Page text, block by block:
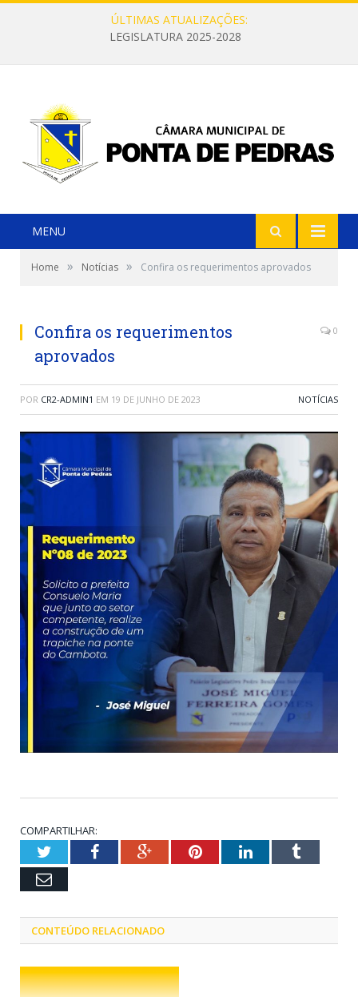
ÚLTIMAS ATUALIZAÇÕES:
LEGISLATURA 2025-2028
MENU
Home » Notícias » Confira os requerimentos aprovados
Confira os requerimentos
aprovados
0
POR CR2-ADMIN1 EM 19 DE JUNHO DE 2023 NOTÍCIAS
COMPARTILHAR:
TwitterFacebookGoogle+PinterestLinkedInTumblr
Email
CONTEÚDO RELACIONADO